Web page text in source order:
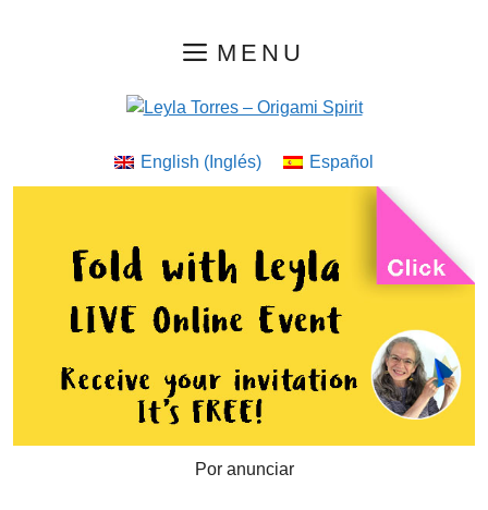
MENU
English ( Inglés) Español
Por anunciar